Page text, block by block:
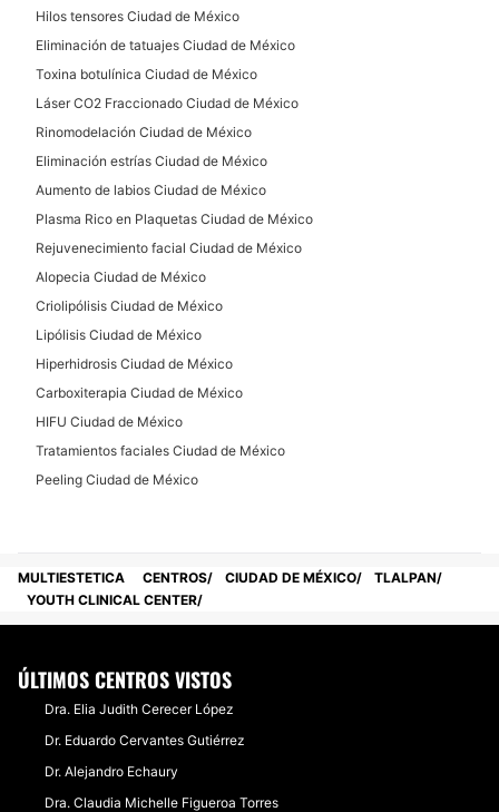
Microdermoabrasión
Radiofrecuencia
Tratamientos anticelulíticos
Microblading
Cavitación
Hilos tensores Ciudad de México
Eliminación de tatuajes Ciudad de México
Toxina botulínica Ciudad de México
Láser CO2 Fraccionado Ciudad de México
Rinomodelación Ciudad de México
Eliminación estrías Ciudad de México
Aumento de labios Ciudad de México
Plasma Rico en Plaquetas Ciudad de México
Rejuvenecimiento facial Ciudad de México
Alopecia Ciudad de México
Criolipólisis Ciudad de México
Lipólisis Ciudad de México
Hiperhidrosis Ciudad de México
Carboxiterapia Ciudad de México
HIFU Ciudad de México
Tratamientos faciales Ciudad de México
Peeling Ciudad de México
MULTIESTETICA CENTROS CIUDAD DE MÉXICO
TLALPAN
YOUTH CLINICAL CENTER
ÚLTIMOS CENTROS VISTOS
Dra. Elia Judith Cerecer López
Dr. Eduardo Cervantes Gutiérrez
Dr. Alejandro Echaury
Dra. Claudia Michelle Figueroa Torres